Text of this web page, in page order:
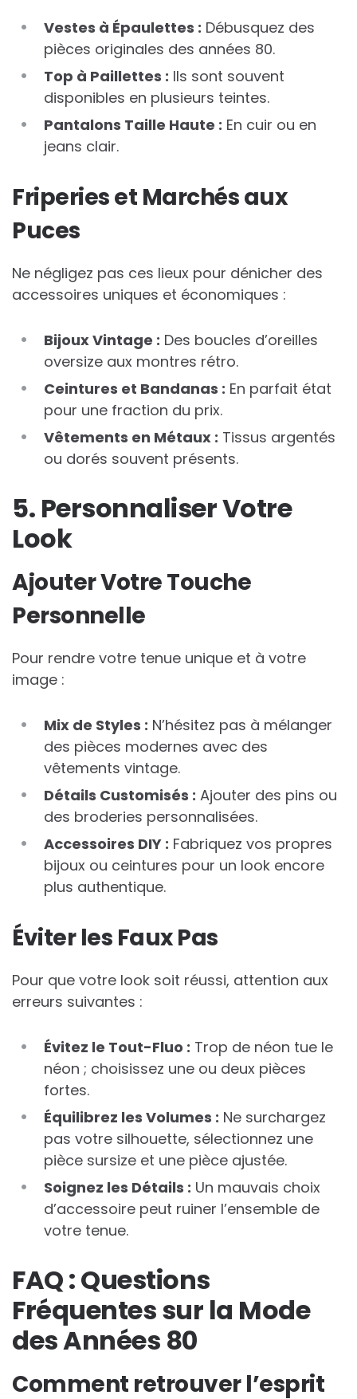
Vestes à Épaulettes : Débusquez des
pièces originales des années 80.
Top à Paillettes : Ils sont souvent
disponibles en plusieurs teintes.
Pantalons Taille Haute : En cuir ou en
jeans clair.
Friperies et Marchés aux
Puces
Ne négligez pas ces lieux pour dénicher des
accessoires uniques et économiques :
Bijoux Vintage : Des boucles d’oreilles
oversize aux montres rétro.
Ceintures et Bandanas : En parfait état
pour une fraction du prix.
Vêtements en Métaux : Tissus argentés
ou dorés souvent présents.
5. Personnaliser Votre
Look
Ajouter Votre Touche
Personnelle
Pour rendre votre tenue unique et à votre
image :
Mix de Styles : N’hésitez pas à mélanger
des pièces modernes avec des
vêtements vintage.
Détails Customisés : Ajouter des pins ou
des broderies personnalisées.
Accessoires DIY : Fabriquez vos propres
bijoux ou ceintures pour un look encore
plus authentique.
Éviter les Faux Pas
Pour que votre look soit réussi, attention aux
erreurs suivantes :
Évitez le Tout-Fluo : Trop de néon tue le
néon ; choisissez une ou deux pièces
fortes.
Équilibrez les Volumes : Ne surchargez
pas votre silhouette, sélectionnez une
pièce sursize et une pièce ajustée.
Soignez les Détails : Un mauvais choix
d’accessoire peut ruiner l’ensemble de
votre tenue.
FAQ : Questions
Fréquentes sur la Mode
des Années 80
Comment retrouver l’esprit